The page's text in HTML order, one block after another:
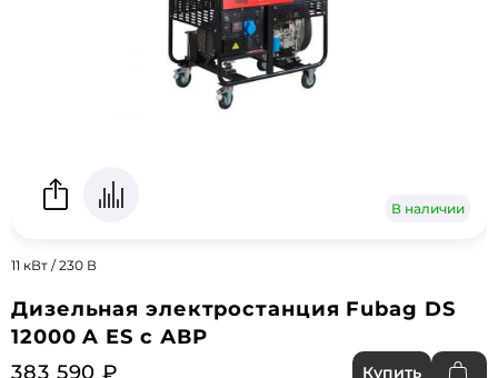
В наличии
11 кВт / 230 В
Дизельная электростанция Fubag DS
12000 A ES с АВР
383 590 ₽
Купить